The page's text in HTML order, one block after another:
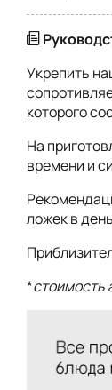
Укрепить
которого
На
времени и
ложек в
*стоимость